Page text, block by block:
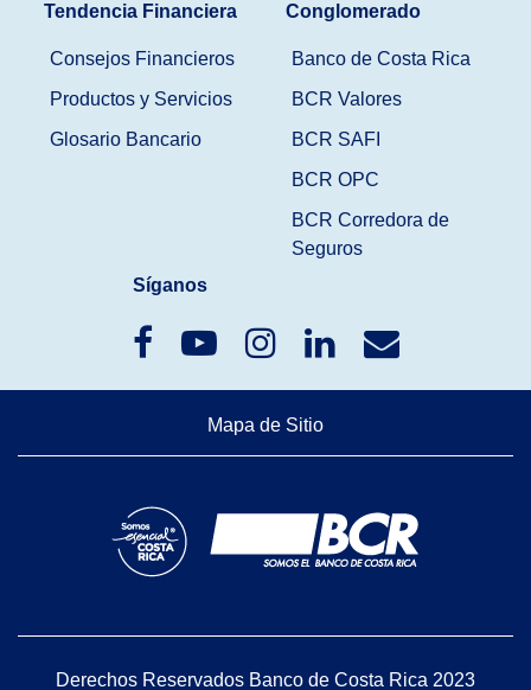
Tendencia Financiera
Consejos Financieros
Productos y Servicios
Glosario Bancario
Conglomerado
Banco de Costa Rica
BCR Valores
BCR SAFI
BCR OPC
BCR Corredora de
Seguros
Síganos
Mapa de Sitio
Derechos Reservados Banco de Costa Rica 2023